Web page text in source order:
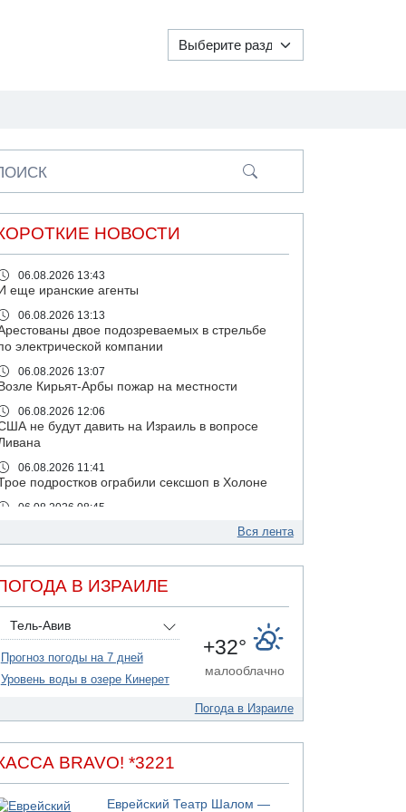
НОВОСТИ
06.08.2026 13:43
И еще иранские агенты
06.08.2026 13:13
двое подозреваемых в стрельбе
электрической компании
06.08.2026 13:07
Возле Кирьят-Арбы пожар на местности
06.08.2026 12:06
не будут давить на Израиль в вопросе
06.08.2026 11:41
подростков ограбили сексшоп в Холоне
06.08.2026 08:45
06.08.2026 08:11
атака на российский НПЗ
05.08.2026 18:30
противоракетной обороны "Хец"
05.08.2026 18:28
МАДА призывает израильтян срочно сдавать
кровь
Бывший посол Израиля в ООН Гилад Эрдан
партии
05.08.2026 13:49
севере Израиля на берег выбросило тело
Вся лента
В ИЗРАИЛЕ
Тель-Авив
Прогноз погоды на 7 дней
Уровень воды в озере Кинерет
+32°
малооблачно
Погода в Израиле
BRAVO! *3221
Еврейский Театр Шалом —